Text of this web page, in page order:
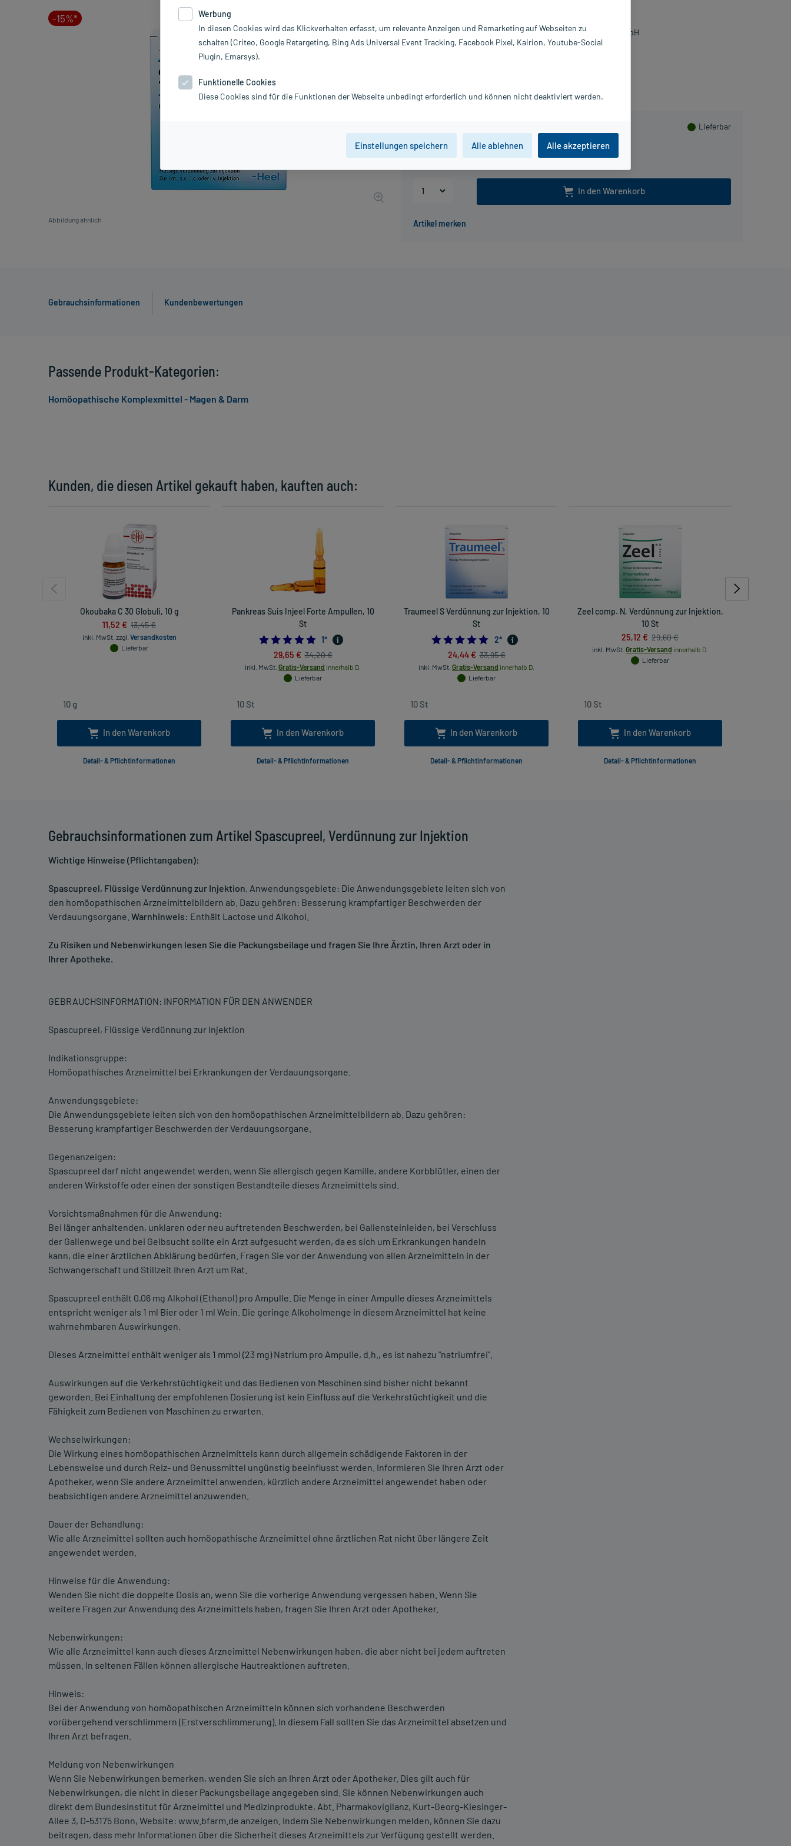
-15%*
Abbildung ähnlich
inkl. MwSt. Gratis-Versand innerhalb D.
Lieferbar
10 St 100 St
In den Warenkorb
Hersteller:
Biologische Heilmittel Heel GmbH
Information:
Beipackzettel als PDF
Gebrauchsinformationen Kundenbewertungen
Gebrauchsinformationen zum Artikel Spascupreel, Verdünnung zur Injektion
Wichtige Hinweise (Pflichtangaben):
Spascupreel, Flüssige Verdünnung zur Injektion . Anwendungsgebiete: Die Anwendungsgebiete leiten sich von
den homöopathischen Arzneimittelbildern ab. Dazu gehören: Besserung krampfartiger Beschwerden der
Verdauungsorgane. Warnhinweis: Enthält Lactose und Alkohol.
Zu Risiken und Nebenwirkungen lesen Sie die Packungsbeilage und fragen Sie Ihre Ärztin, Ihren Arzt oder in
Ihrer Apotheke.
GEBRAUCHSINFORMATION: INFORMATION FÜR DEN ANWENDER
Spascupreel, Flüssige Verdünnung zur Injektion
Indikationsgruppe:
Homöopathisches Arzneimittel bei Erkrankungen der Verdauungsorgane.
Anwendungsgebiete:
Die Anwendungsgebiete leiten sich von den homöopathischen Arzneimittelbildern ab. Dazu gehören:
Besserung krampfartiger Beschwerden der Verdauungsorgane.
Gegenanzeigen:
Spascupreel darf nicht angewendet werden, wenn Sie allergisch gegen Kamille, andere Korbblütler, einen der
anderen Wirkstoffe oder einen der sonstigen Bestandteile dieses Arzneimittels sind.
Vorsichtsmaßnahmen für die Anwendung:
Bei länger anhaltenden, unklaren oder neu auftretenden Beschwerden, bei Gallensteinleiden, bei Verschluss
der Gallenwege und bei Gelbsucht sollte ein Arzt aufgesucht werden, da es sich um Erkrankungen handeln
kann, die einer ärztlichen Abklärung bedürfen. Fragen Sie vor der Anwendung von allen Arzneimitteln in der
Schwangerschaft und Stillzeit Ihren Arzt um Rat.
Spascupreel enthält 0,06 mg Alkohol (Ethanol) pro Ampulle. Die Menge in einer Ampulle dieses Arzneimittels
entspricht weniger als 1 ml Bier oder 1 ml Wein. Die geringe Alkoholmenge in diesem Arzneimittel hat keine
wahrnehmbaren Auswirkungen.
Dieses Arzneimittel enthält weniger als 1 mmol (23 mg) Natrium pro Ampulle, d.h., es ist nahezu "natriumfrei".
Auswirkungen auf die Verkehrstüchtigkeit und das Bedienen von Maschinen sind bisher nicht bekannt
geworden. Bei Einhaltung der empfohlenen Dosierung ist kein Einfluss auf die Verkehrstüchtigkeit und die
Fähigkeit zum Bedienen von Maschinen zu erwarten.
Wechselwirkungen:
Die Wirkung eines homöopathischen Arzneimittels kann durch allgemein schädigende Faktoren in der
Lebensweise und durch Reiz- und Genussmittel ungünstig beeinflusst werden. Informieren Sie Ihren Arzt oder
Apotheker, wenn Sie andere Arzneimittel anwenden, kürzlich andere Arzneimittel angewendet haben oder
beabsichtigen andere Arzneimittel anzuwenden.
Dauer der Behandlung:
Wie alle Arzneimittel sollten auch homöopathische Arzneimittel ohne ärztlichen Rat nicht über längere Zeit
angewendet werden.
Hinweise für die Anwendung:
Wenden Sie nicht die doppelte Dosis an, wenn Sie die vorherige Anwendung vergessen haben. Wenn Sie
weitere Fragen zur Anwendung des Arzneimittels haben, fragen Sie Ihren Arzt oder Apotheker.
Nebenwirkungen:
Wie alle Arzneimittel kann auch dieses Arzneimittel Nebenwirkungen haben, die aber nicht bei jedem auftreten
müssen. In seltenen Fällen können allergische Hautreaktionen auftreten.
Hinweis:
Bei der Anwendung von homöopathischen Arzneimitteln können sich vorhandene Beschwerden
vorübergehend verschlimmern (Erstverschlimmerung). In diesem Fall sollten Sie das Arzneimittel absetzen und
Ihren Arzt befragen.
Meldung von Nebenwirkungen
Wenn Sie Nebenwirkungen bemerken, wenden Sie sich an Ihren Arzt oder Apotheker. Dies gilt auch für
Nebenwirkungen, die nicht in dieser Packungsbeilage angegeben sind. Sie können Nebenwirkungen auch
direkt dem Bundesinstitut für Arzneimittel und Medizinprodukte, Abt. Pharmakovigilanz, Kurt-Georg-Kiesinger-
Allee 3, D-53175 Bonn, Website: www.bfarm.de anzeigen. Indem Sie Nebenwirkungen melden, können Sie dazu
beitragen, dass mehr Informationen über die Sicherheit dieses Arzneimittels zur Verfügung gestellt werden.
Kunden, die diesen Artikel gekauft haben, kauften auch:
Okoubaka C 30 Globuli, 10 g
11,52 € 13,45 €
inkl. MwSt. zzgl. Versandkosten
Lieferbar
In den Warenkorb
Detail- & Pflichtinformationen
Pankreas Suis Injeel Forte Ampullen, 10
St
5.0
1*
29,65 € 34,20 €
inkl. MwSt. Gratis-Versand innerhalb D.
Lieferbar
In den Warenkorb
Detail- & Pflichtinformationen
Traumeel S Verdünnung zur Injektion, 10
St
5.0
2*
24,44 € 33,95 €
inkl. MwSt. Gratis-Versand innerhalb D.
Lieferbar
In den Warenkorb
Detail- & Pflichtinformationen
Zeel comp. N, Verdünnung zur Injektion,
10 St
25,12 € 29,60 €
inkl. MwSt. Gratis-Versand innerhalb D.
Lieferbar
In den Warenkorb
Detail- & Pflichtinformationen
Passende Produkt-Kategorien:
Homöopathische Komplexmittel - Magen & Darm
Werbung
In diesen Cookies wird das Klickverhalten erfasst, um relevante Anzeigen und Remarketing auf Webseiten zu
schalten (Criteo, Google Retargeting, Bing Ads Universal Event Tracking, Facebook Pixel, Kairion, Youtube-Social
Plugin, Emarsys).
Funktionelle Cookies
Diese Cookies sind für die Funktionen der Webseite unbedingt erforderlich und können nicht deaktiviert werden.
Einstellungen speichern Alle ablehnen Alle akzeptieren